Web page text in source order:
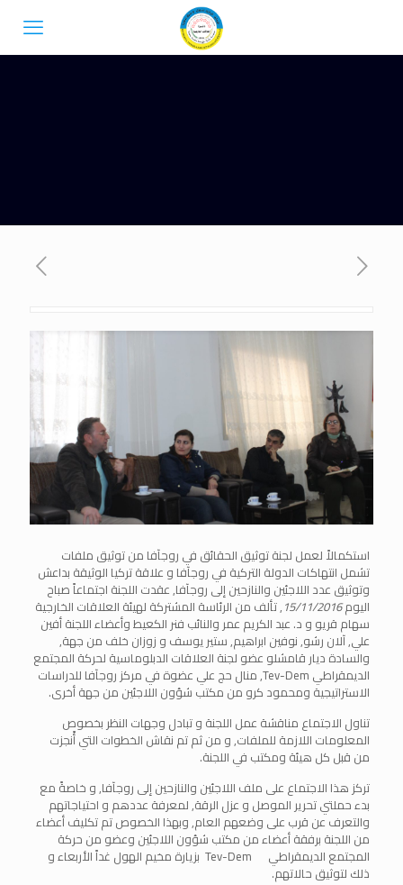
استكمالاً لعمل لجنة توثيق الحقائق في روجآفا من توثيق ملفات
تشمل انتهاكات الدولة التركية في روجآفا و علاقة تركيا الوثيقة بداعش
وتوثيق عدد اللاجئين والنازحين إلى روجآفا, عقدت اللجنة اجتماعاً صباح
اليوم15/11/2016, تألف من الرئاسة المشتركة لهيئة العلاقات الخارجية
سهام قريو و د. عبد الكريم عمر والنائب فنر الكعيط وأعضاء اللجنة أفين
علي, آلان رشو, نوفين ابراهيم, ستير يوسف و زوزان خلف من جهة,
والسادة ديار قامشلو عضو لجنة العلاقات الدبلوماسية لحركة المجتمع
الديمقراطي Tev-Dem, منال حج علي عضوة في مركز روجآفا للدراسات
الاستراتيجية ومحمود كرو من مكتب شؤون اللاجئين من جهة أخرى.
تناول الاجتماع مناقشة عمل اللجنة و تبادل وجهات النظر بخصوص
المعلومات اللازمة للملفات, و من ثم تم نقاش الخطوات التي أًنجزت
من قبل كل هيئة ومكتب في اللجنة.
تركز هذا الاجتماع على ملف اللاجئين والنازحين إلى روجآفا, و خاصةً مع
بدء حملتي تحرير الموصل و عزل الرقة, لمعرفة عددهم و احتياجاتهم
والتعرف عن قرب على وضعهم العام, وبهذا الخصوص تم تكليف أعضاء
من اللجنة برفقة أعضاء من مكتب شؤون اللاجئين وعضو من حركة
المجتمع الديمقراطي Tev-Dem بزيارة مخيم الهول غداً الأربعاء و
ذلك لتوثيق حالاتهم.